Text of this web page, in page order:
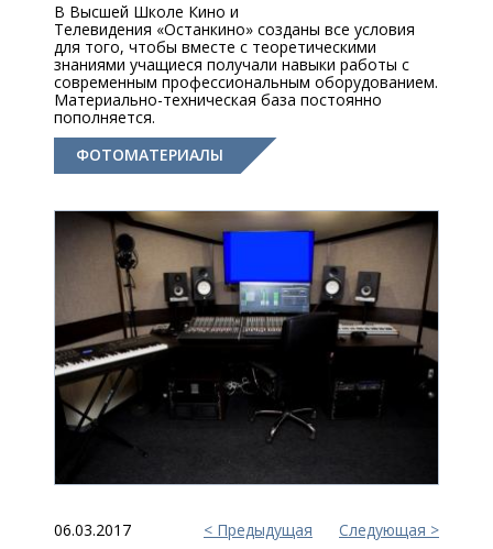
В Высшей Школе Кино и
Телевидения «Останкино» созданы все условия
для того, чтобы вместе с теоретическими
знаниями учащиеся получали навыки работы с
современным профессиональным оборудованием.
Материально-техническая база постоянно
пополняется.
ФОТОМАТЕРИАЛЫ
06.03.2017 Предыдущая Следующая